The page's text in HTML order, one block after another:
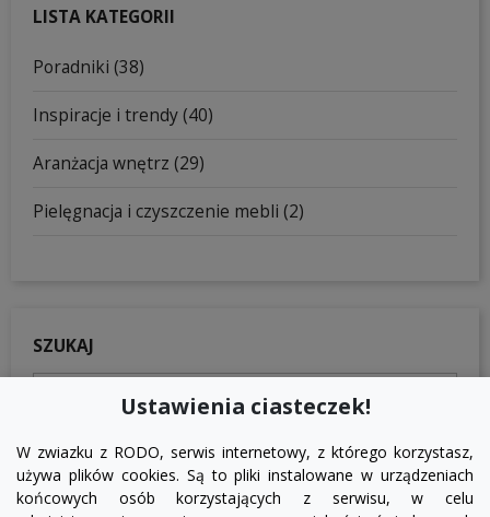
LISTA KATEGORII
Poradniki (38)
Inspiracje i trendy (40)
Aranżacja wnętrz (29)
Pielęgnacja i czyszczenie mebli (2)
SZUKAJ
Ustawienia ciasteczek!
W zwiazku z RODO, serwis internetowy, z którego korzystasz,
używa plików cookies. Są to pliki instalowane w urządzeniach
końcowych osób korzystających z serwisu, w celu